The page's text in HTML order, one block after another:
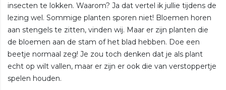
insecten te lokken. Waarom? Ja dat vertel ik jullie tijdens de
lezing wel. Sommige planten sporen niet! Bloemen horen
aan stengels te zitten, vinden wij. Maar er zijn planten die
de bloemen aan de stam of het blad hebben. Doe een
beetje normaal zeg! Je zou toch denken dat je als plant
echt op wilt vallen, maar er zijn er ook die van verstoppertje
spelen houden.